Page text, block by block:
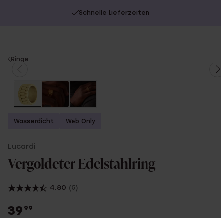
Schnelle Lieferzeiten
You
here:
Ringe
Wasserdicht Web Only
Lucardi
Vergoldeter Edelstahlring
4.80 (5)
39 99